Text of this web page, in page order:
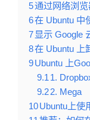
5通过网络浏
6在 Ubuntu 中
7 显示 Google
8在 Ubuntu 上
9Ubuntu 上
9.1 1.
9.22. Mega
10Ubuntu上使